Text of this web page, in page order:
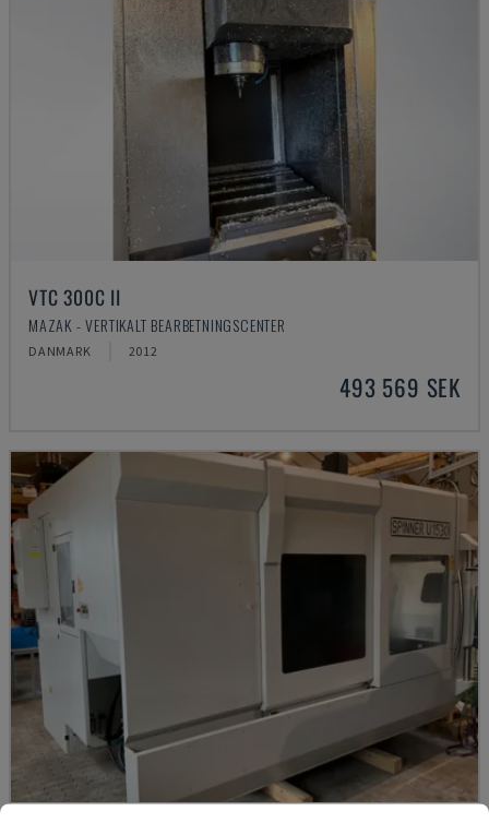
VTC 300C II
MAZAK - VERTIKALT BEARBETNINGSCENTER
DANMARK 2012
493 569 SEK